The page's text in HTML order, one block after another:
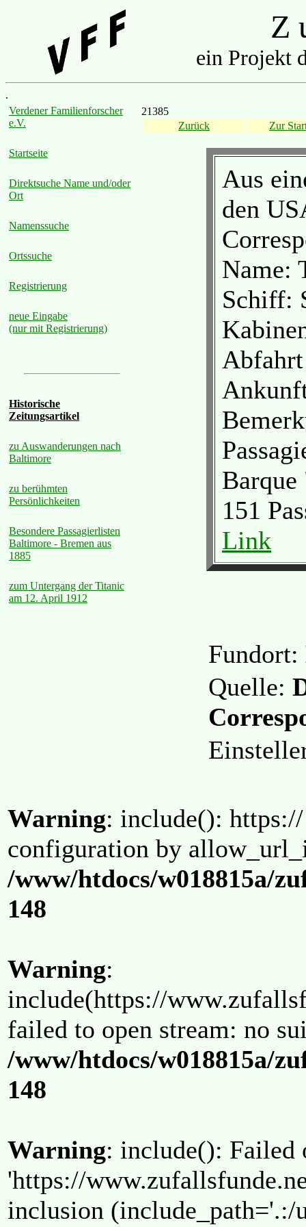
Z
ein Projekt
.
Verdener Familienforscher
e.V.
Startseite
Direktsuche Name und/oder
Ort
Namenssuche
Ortssuche
Registrierung
neue Eingabe
(nur mit Registrierung)
Historische
Zeitungsartikel
zu Auswanderungen nach
Baltimore
zu berühmten
Persönlichkeiten
Besondere Passagierlisten
Baltimore - Bremen aus
1885
zum Untergang der Titanic
am 12. April 1912
21385
Zurück
Zur
Aus
den
Name:
Schiff:
151
Link
Fundort:
Quelle:
Warning: include():
configuration by
/www/htdocs/w018815a/
148
Warning:
include(https://
failed to open stream: no
/www/htdocs/w018815a/
148
Warning: include(): Failed
'https://
inclusion (include_path='.:/